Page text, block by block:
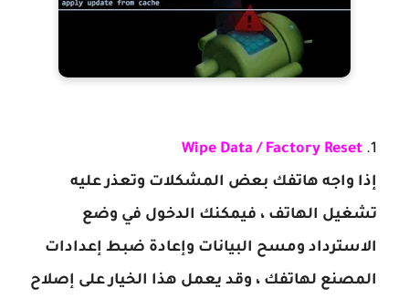
Wipe Data / Factory Reset
إذا واجه هاتفك بعض المشكلات وتعذر عليه
تشغيل الهاتف ، فيمكنك الدخول في وضع
الاسترداد ومسح البيانات وإعادة ضبط إعدادات
المصنع لهاتفك ، وقد يعمل هذا الخيار على إصلاح